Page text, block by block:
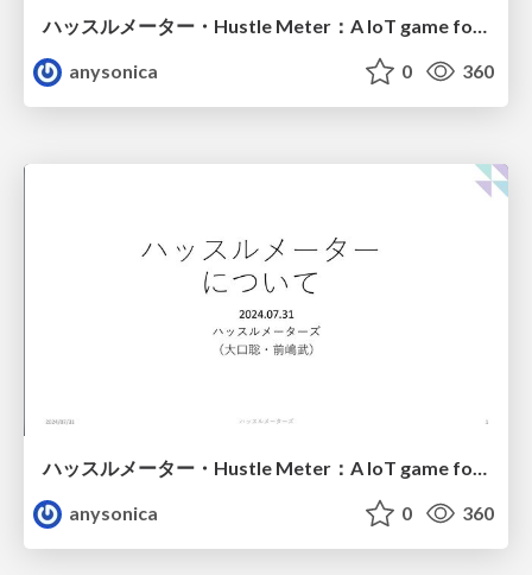
ハッスルメーター・Hustle Meter：A IoT game for very hot Japanese summer
anysonica
0 360
ハッスルメーター・Hustle Meter：A IoT game for very hot Japanese summerfor
anysonica
0 360